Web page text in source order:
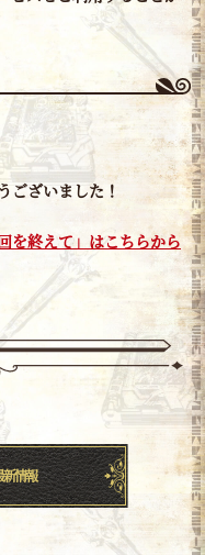
ございました！
を終えて」はこちらから
情報